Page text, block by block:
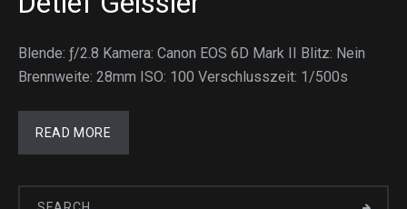
Blende: ƒ/2.8 Kamera: Canon EOS 6D Mark II Blitz: Nein
Brennweite: 28mm ISO: 100 Verschlusszeit: 1/500s
READ MORE